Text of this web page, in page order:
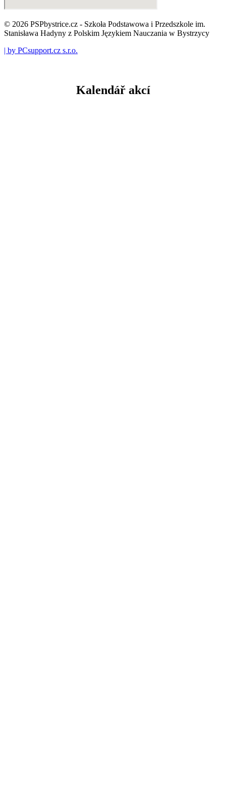
© 2026 PSPbystrice.cz - Szkoła Podstawowa i Przedszkole im.
Stanisława Hadyny z Polskim Językiem Nauczania w Bystrzycy
| by PCsupport.cz s.r.o.
Kalendář akcí